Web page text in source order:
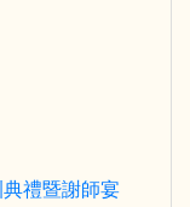
禮暨謝師宴